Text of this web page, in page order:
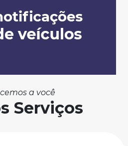
a você
Serviços